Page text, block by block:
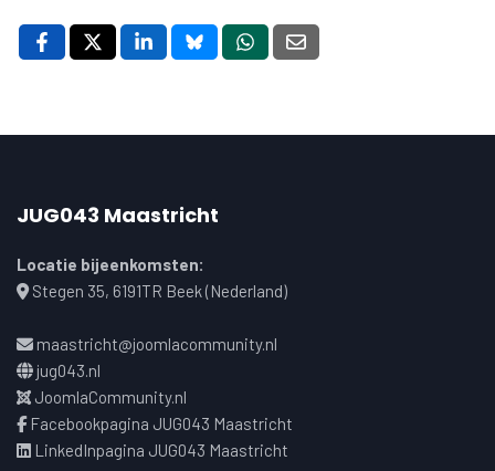
JUG043 Maastricht
Locatie bijeenkomsten:
Stegen 35, 6191TR Beek (Nederland)
maastricht@joomlacommunity.nl
jug043.nl
JoomlaCommunity.nl
Facebookpagina JUG043 Maastricht
LinkedInpagina JUG043 Maastricht